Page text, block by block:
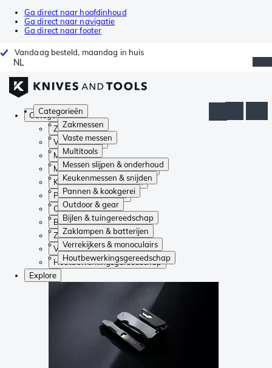
Ga direct naar hoofdinhoud
Ga direct naar navigatie
Ga direct naar footer
Vandaag besteld, maandag in huis
NL
Categorieën
Zakmessen
Vaste messen
Multitools
Messen slijpen & onderhoud
Keukenmessen & snijden
Pannen & kookgerei
Outdoor & gear
Bijlen & tuingereedschap
Zaklampen & batterijen
Verrekijkers & monoculairs
Houtbewerkingsgereedschap
Categorieën
Zakmessen
Vaste messen
Multitools
Messen slijpen & onderhoud
Keukenmessen & snijden
Pannen & kookgerei
Outdoor & gear
Bijlen & tuingereedschap
Zaklampen & batterijen
Verrekijkers & monoculairs
Houtbewerkingsgereedschap
Explore